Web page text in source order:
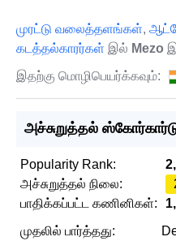
முரட்டு வலைத்தளங்கள்,
கடத்தல்காரர்கள் இல் Mezo
இதற்கு மொழிபெயர்க்கவும்:
அச்சுறுத்தல்
Popularity Rank:
அச்சுறுத்தல் நிலை:
பாதிக்கப்பட்ட கணினிகள்:
முதலில் பார்த்தது: